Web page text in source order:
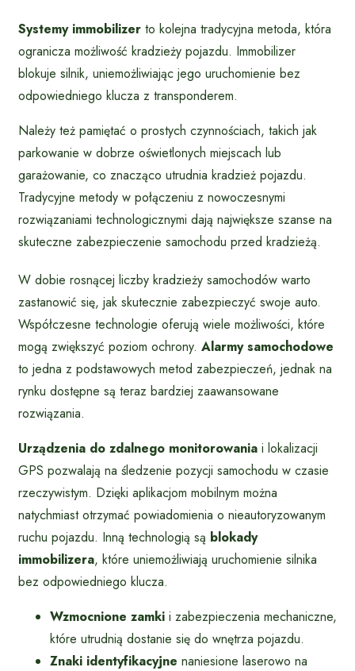
Systemy immobilizer to kolejna tradycyjna metoda, która
ogranicza możliwość kradzieży pojazdu. Immobilizer
blokuje silnik, uniemożliwiając jego uruchomienie bez
odpowiedniego klucza z transponderem.
Należy też pamiętać o prostych czynnościach, takich jak
parkowanie w dobrze oświetlonych miejscach lub
garażowanie, co znacząco utrudnia kradzież pojazdu.
Tradycyjne metody w połączeniu z nowoczesnymi
rozwiązaniami technologicznymi dają największe szanse na
skuteczne zabezpieczenie samochodu przed kradzieżą.
W dobie rosnącej liczby kradzieży samochodów warto
zastanowić się, jak skutecznie zabezpieczyć swoje auto.
Współczesne technologie oferują wiele możliwości, które
mogą zwiększyć poziom ochrony. Alarmy samochodowe
to jedna z podstawowych metod zabezpieczeń, jednak na
rynku dostępne są teraz bardziej zaawansowane
rozwiązania.
Urządzenia do zdalnego monitorowania i lokalizacji
GPS pozwalają na śledzenie pozycji samochodu w czasie
rzeczywistym. Dzięki aplikacjom mobilnym można
natychmiast otrzymać powiadomienia o nieautoryzowanym
ruchu pojazdu. Inną technologią są blokady
immobilizera, które uniemożliwiają uruchomienie silnika
bez odpowiedniego klucza.
Wzmocnione zamki i zabezpieczenia mechaniczne,
które utrudnią dostanie się do wnętrza pojazdu.
Znaki identyfikacyjne naniesione laserowo na